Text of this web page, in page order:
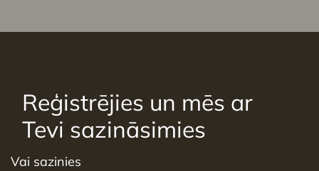
Reģistrējies un mēs ar
Tevi sazināsimies
Vai sazinies